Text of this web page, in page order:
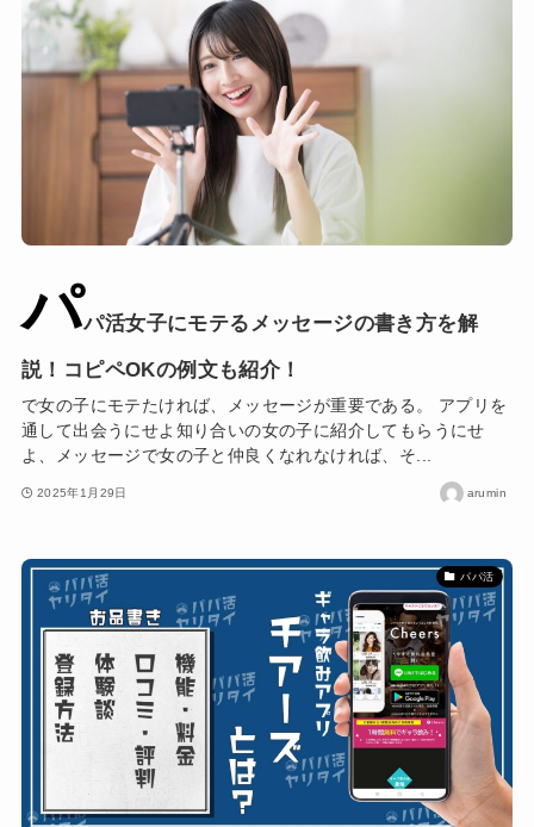
パパ活女子にモテるメッセージの書き方を解
説！コピペOKの例文も紹介！
で女の子にモテたければ、メッセージが重要である。 アプリを
通して出会うにせよ知り合いの女の子に紹介してもらうにせ
よ、メッセージで女の子と仲良くなれなければ、そ...
2025年1月29日 arumin
パパ活